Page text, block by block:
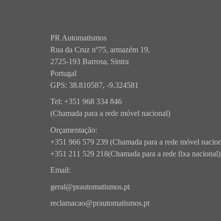
PR Automatismos
Rua da Cruz nº75, armazém 19,
2725-193 Barrosa, Sintra
Portugal
GPS: 38.810587, -9.324581
Tel: +351 968 334 846
(Chamada para a rede móvel nacional)
Orçamentação:
+351 966 579 239 (Chamada para a rede móvel
+351 211 529 218(Chamada para a rede fixa nacional)
Email:
geral@prautomatismos.pt
reclamacao@prautomatismos.pt